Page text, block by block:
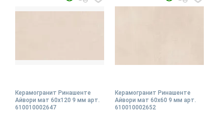
Керамогранит Ринашенте
Айвори мат 60x120 9 мм арт.
610010002647
Керамогранит Ринашенте
Айвори мат 60x60 9 мм арт.
610010002652